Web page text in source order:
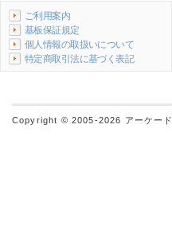
ご利用案内
基板保証規定
個人情報の取扱いについて
特定商取引法に基づく表記
Copyright © 2005-2026 アーケー